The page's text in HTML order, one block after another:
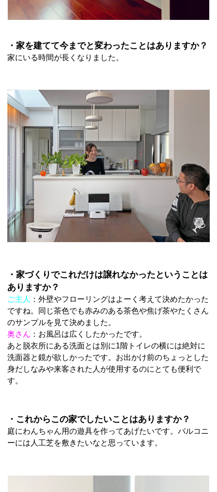
・家を建てて今までと変わったことはありますか？
家にいる時間が長くなりました。
・家づくりでこれだけは譲れなかったということは
ありますか？
ご主人
：外壁やフローリングはよーく考えて決めたかった
ですね。同じ茶色でも赤みのある茶色や焦げ茶やたくさん
のサンプルを見て決めました。
奥さん ：お風呂は広くしたかったです。
あと脱衣所にある洗面とは別に1階トイレの横には絶対に
洗面器と鏡が欲しかったです。お出かけ前のちょっとした
身だしなみや来客された人が使用するのにとても便利で
す。
・これからこの家でしたいことはありますか？
庭にわんちゃん用の遊具を作ってあげたいです。バルコニ
ーには人工芝を敷きたいなと思っています。